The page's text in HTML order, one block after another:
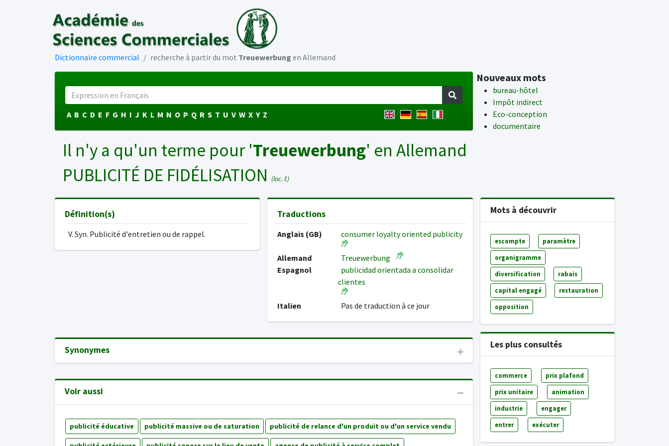
Dictionnaire commercial recherche à partir du mot Treuewerbung en Allemand
A B C D E F G H I J K L M N O P Q R S T U V W X Y Z
Nouveaux mots
bureau-hôtel
Impôt indirect
Eco-conception
documentaire
Il n'y a qu'un terme pour 'Treuewerbung' en Allemand
PUBLICITÉ DE FIDÉLISATION
(loc. f.)
Définition(s)
V. Syn. Publicité d'entretien ou de rappel.
Traductions
Anglais (GB) consumer loyalty oriented publicity
Allemand
Treuewerbung
Espagnol
publicidad orientada a consolidar
clientes
Italien Pas de traduction à ce jour
Synonymes
Voir aussi
publicité éducative publicité massive ou de saturation publicité de relance d'un produit ou d'un service vendu
Mots à découvrir
escompte paramètre
organigramme
diversification rabais
capital engagé restauration
opposition
Les plus consultés
commerce prix plafond
prix unitaire animation
industrie engager
entrer exécuter